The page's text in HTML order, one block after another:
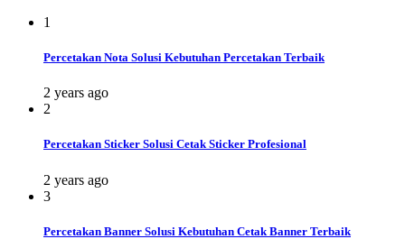
1
Percetakan Nota Solusi Kebutuhan Percetakan Terbaik
2 years ago
2
Percetakan Sticker Solusi Cetak Sticker Profesional
2 years ago
3
Percetakan Banner Solusi Kebutuhan Cetak Banner Terbaik